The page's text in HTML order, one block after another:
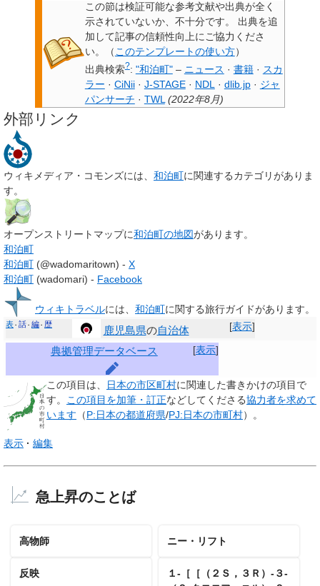
この節は検証可能な参考文献や出典が全く
示されていないか、不十分です。
出典を追
加して記事の信頼性向上にご協力くださ
い。
（このテンプレートの使い方）
出典検索?: "和泊町"– ニュース · 書籍 · スカ
ラー · CiNii · J-STAGE · NDL · dlib.jp · ジャ
パンサーチ · TWL (2022年8月)
外部リンク
ウィキメディア・コモンズには、 和泊町に関連するカテゴリがありま
す。
オープンストリートマップに和泊町の地図があります。
和泊町
和泊町 (@wadomaritown) - X
和泊町 (wadomari) - Facebook
ウィキトラベルには、 和泊町に関する旅行ガイドがあります。
[表示]
表 話 編 歴 鹿児島県の自治体
[表示]
典拠管理データベース
この項目は、 日本の市区町村に関連した書きかけの項目 で
す。 この項目を加筆・訂正などしてくださる協力者を求めて
います （P:日本の都道府県/PJ:日本の市町村）。
表示 編集
急上昇のことば
高物師 ニー・リフト
反映
１‐［［（２Ｓ，３Ｒ）‐３‐